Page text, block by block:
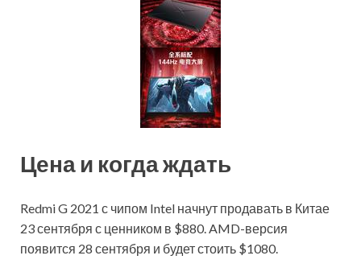
Цена и когда ждать
Redmi G 2021 с чипом Intel начнут продавать в Китае
23 сентября с ценником в $880. AMD-версия
появится 28 сентября и будет стоить $1080.